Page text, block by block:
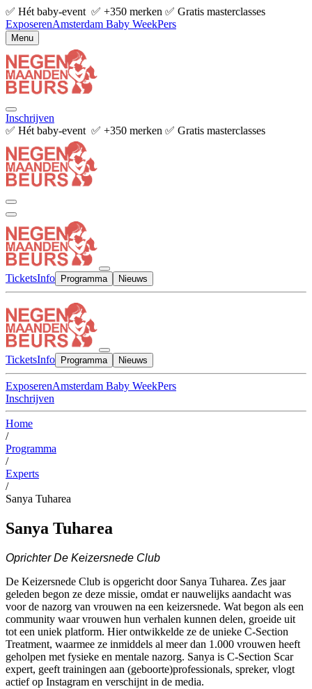
✅ Hét baby-event ✅ +350 merken ✅ Gratis masterclasses
ExposerenAmsterdam Baby WeekPers
Menu
Inschrijven
✅ Hét baby-event ✅ +350 merken ✅ Gratis masterclasses
TicketsInfo Programma Nieuws
TicketsInfo Programma Nieuws
ExposerenAmsterdam Baby WeekPers
Inschrijven
Home
/
Programma
/
Experts
/
Sanya Tuharea
Sanya Tuharea
Oprichter De Keizersnede Club
De Keizersnede Club is opgericht door Sanya Tuharea. Zes jaar
geleden begon ze deze missie, omdat er nauwelijks aandacht was
voor de nazorg van vrouwen na een keizersnede. Wat begon als een
community waar vrouwen hun verhalen kunnen delen, groeide uit
tot een uniek platform. Hier ontwikkelde ze de unieke C-Section
Treatment, waarmee ze inmiddels al meer dan 1.000 vrouwen heeft
geholpen met fysieke en mentale nazorg. Sanya is C-Section Scar
expert, geeft trainingen aan (geboorte)professionals, spreker, vlogt
actief op Instagram en verschijnt in de media.